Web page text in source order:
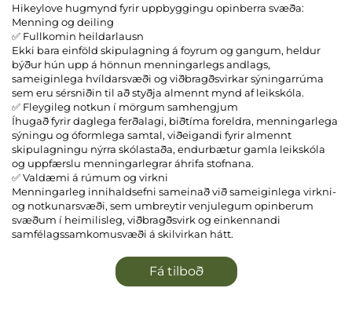
Hikeylove hugmynd fyrir uppbyggingu opinberra svæða:
Menning og deiling
✅ Fullkomin heildarlausn
Ekki bara einföld skipulagning á foyrum og gangum, heldur
býður hún upp á hönnun menningarlegs andlags,
sameiginlega hvíldarsvæði og viðbragðsvirkar sýningarrúma
sem eru sérsniðin til að styðja almennt mynd af leikskóla.
✅ Fleygileg notkun í mörgum samhengjum
Íhugað fyrir daglega ferðalagi, biðtíma foreldra, menningarlega
sýningu og óformlega samtal, viðeigandi fyrir almennt
skipulagningu nýrra skólastaða, endurbætur gamla leikskóla
og uppfærslu menningarlegrar áhrifa stofnana.
✅ Valdæmi á rúmum og virkni
Menningarleg innihaldsefni sameinað við sameiginlega virkni-
og notkunarsvæði, sem umbreytir venjulegum opinberum
svæðum í heimilisleg, viðbragðsvirk og einkennandi
samfélagssamkomusvæði á skilvirkan hátt.
Fá tilboð